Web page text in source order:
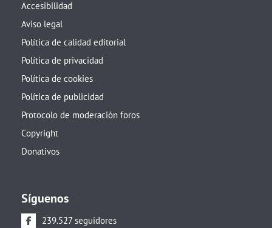
Accesibilidad
Aviso legal
Política de calidad editorial
Política de privacidad
Política de cookies
Política de publicidad
Protocolo de moderación foros
Copyright
Donativos
Síguenos
239.527 seguidores